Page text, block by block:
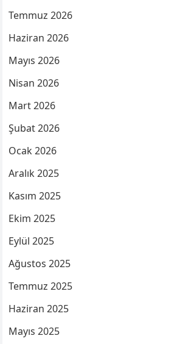
Temmuz 2026
Haziran 2026
Mayıs 2026
Nisan 2026
Mart 2026
Şubat 2026
Ocak 2026
Aralık 2025
Kasım 2025
Ekim 2025
Eylül 2025
Ağustos 2025
Temmuz 2025
Haziran 2025
Mayıs 2025